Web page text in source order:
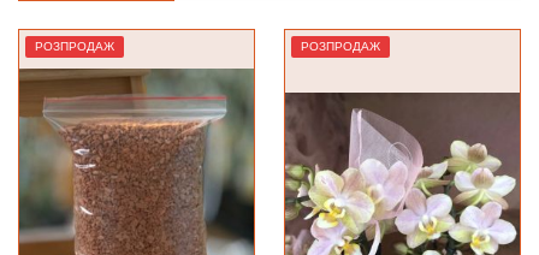
РОЗПРОДАЖ РОЗПРОДАЖ